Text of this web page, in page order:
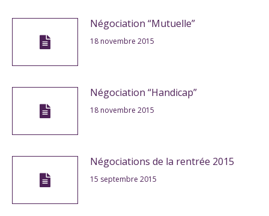
Négociation “Mutuelle”
18 novembre 2015
Négociation “Handicap”
18 novembre 2015
Négociations de la rentrée 2015
15 septembre 2015